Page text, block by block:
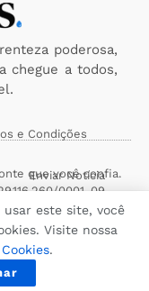
poderosa,
chegue a todos,
e Condições
Enviar Notícia
que você confia.
0001-09
este site, você
Visite nossa
.